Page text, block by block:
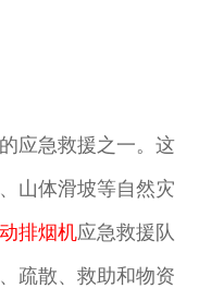
应急救援之一。这
山体滑坡等自然灾
排烟机应急救援队
疏散、救助和物资